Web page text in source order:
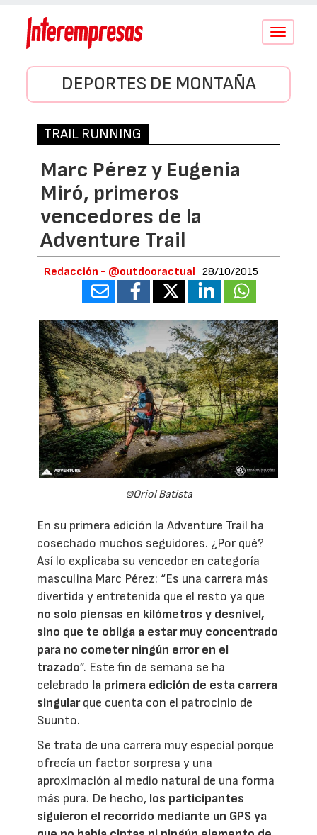
Conmutar
DEPORTES DE MONTAÑA
TRAIL RUNNING
Marc Pérez y Eugenia
Miró, primeros
vencedores de la
Adventure Trail
Redacción - @outdooractual 28/10/2015
©Oriol Batista
En su primera edición la Adventure Trail ha
cosechado muchos seguidores. ¿Por qué?
Así lo explicaba su vencedor en categoría
masculina Marc Pérez: “Es una carrera más
divertida y entretenida que el resto ya que
no solo piensas en kilómetros y desnivel,
sino que te obliga a estar muy concentrado
para no cometer ningún error en el
trazado”. Este fin de semana se ha
celebrado la primera edición de esta carrera
singularque cuenta con el patrocinio de
Suunto.
Se trata de una carrera muy especial porque
ofrecía un factor sorpresa y una
aproximación al medio natural de una forma
más pura. De hecho, los participantes
siguieron el recorrido mediante un GPS ya